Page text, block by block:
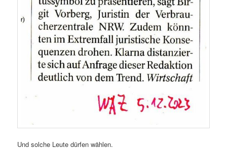
Und solche Leute dürfen wählen.